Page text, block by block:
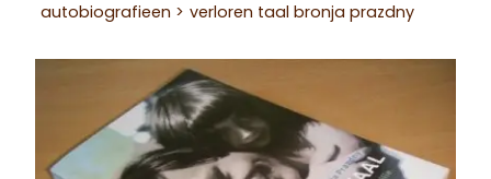
autobiografieen > verloren taal bronja prazdny